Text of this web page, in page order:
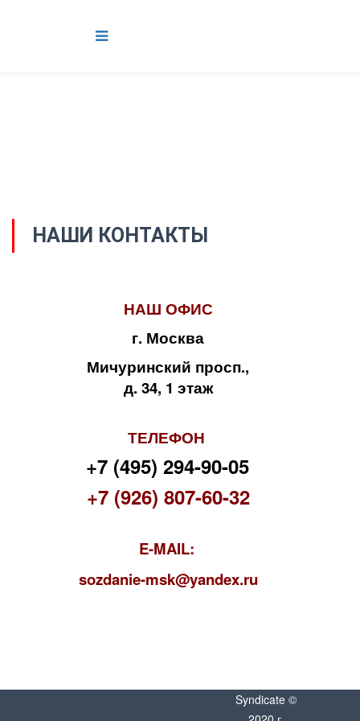
НАШИ КОНТАКТЫ
НАШ ОФИС
г. Москва
Мичуринский просп.,
д. 34, 1 этаж
ТЕЛЕФОН
+7 (495) 294-90-05
+7 (926) 807-60-32
E-MAIL:
sozdanie-msk@yandex.ru
Syndicate ©